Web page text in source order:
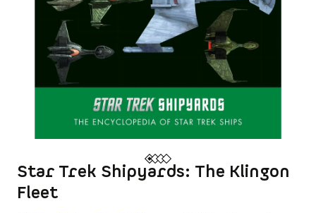
Star Trek Shipyards: The Klingon
Fleet